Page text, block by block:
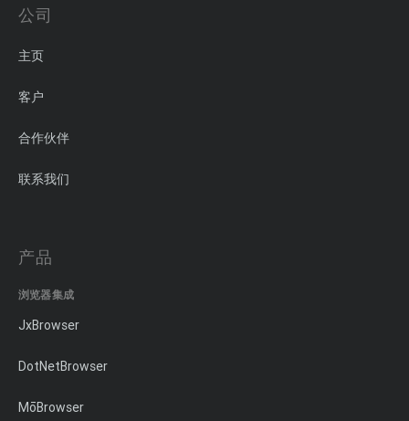
公司
主页
客户
合作伙伴
联系我们
产品
浏览器集成
JxBrowser
DotNetBrowser
MōBrowser